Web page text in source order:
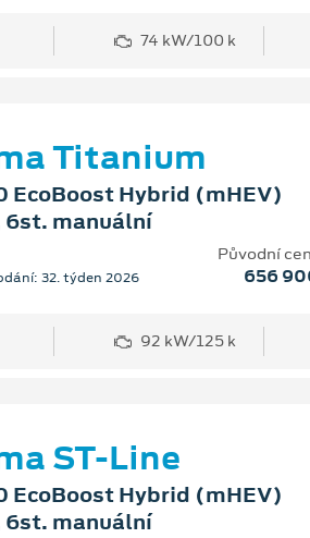
74 kW/100 k
Titanium
EcoBoost Hybrid (mHEV)
6st. manuální
32. týden 2026
Původní
656
92 kW/125 k
ST-Line
EcoBoost Hybrid (mHEV)
6st. manuální